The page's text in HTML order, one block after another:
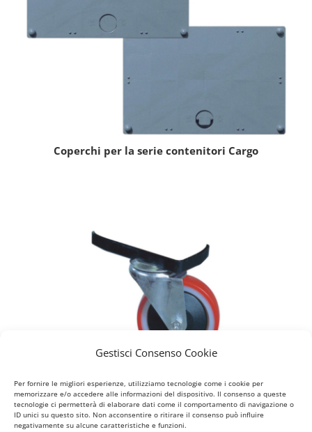
Gestisci Consenso Cookie
Per fornire le migliori esperienze, utilizziamo tecnologie come i cookie per
memorizzare e/o accedere alle informazioni del dispositivo. Il consenso a queste
tecnologie ci permetterà di elaborare dati come il comportamento di navigazione o
ID unici su questo sito. Non acconsentire o ritirare il consenso può influire
negativamente su alcune caratteristiche e funzioni.
Coperchi per la serie contenitori Cargo
Accessori per la serie contenitori Cargo